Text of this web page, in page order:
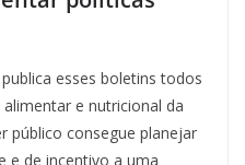
esses boletins todos
e nutricional da
público consegue planejar
e de incentivo a uma